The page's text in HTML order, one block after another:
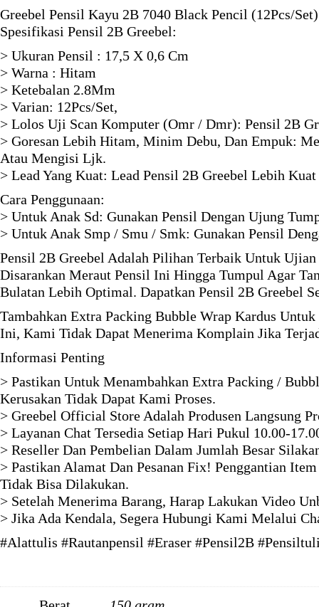
Greebel Pensil Kayu 2B 7040 Black Pencil (12Pcs/
Spesifikasi Pensil 2B Greebel:
> Ukuran Pensil : 17,5 X 0,6 Cm
> Warna : Hitam
> Ketebalan 2.8Mm
> Varian: 12Pcs/Set,
> Lolos Uji Scan Komputer (Omr / Dmr): Pensil 2B
> Goresan Lebih Hitam, Minim Debu, Dan Empuk:
Atau Mengisi Ljk.
> Lead Yang Kuat: Lead Pensil 2B Greebel Lebih
Cara Penggunaan:
> Untuk Anak Sd: Gunakan Pensil Dengan Ujung
> Untuk Anak Smp / Smu / Smk: Gunakan Pensil
Pensil 2B Greebel Adalah Pilihan Terbaik Untuk
Disarankan Meraut Pensil Ini Hingga Tumpul Agar
Bulatan Lebih Optimal. Dapatkan Pensil 2B Greebel
Tambahkan Extra Packing Bubble Wrap Kardus
Ini, Kami Tidak Dapat Menerima Komplain Jika
Informasi Penting
> Pastikan Untuk Menambahkan Extra Packing /
Kerusakan Tidak Dapat Kami Proses.
> Greebel Official Store Adalah Produsen Langsung
> Layanan Chat Tersedia Setiap Hari Pukul 10.00-
> Reseller Dan Pembelian Dalam Jumlah Besar
> Pastikan Alamat Dan Pesanan Fix! Penggantian
Tidak Bisa Dilakukan.
> Setelah Menerima Barang, Harap Lakukan Video
> Jika Ada Kendala, Segera Hubungi Kami Melalui
#Alattulis #Rautanpensil #Eraser #Pensil2B